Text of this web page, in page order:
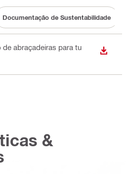
Documentação de Sustentabilidade
abraçadeiras para tu
&